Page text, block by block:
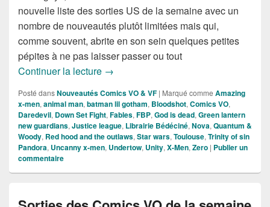
nouvelle liste des sorties US de la semaine avec un
nombre de nouveautés plutôt limitées mais qui,
comme souvent, abrite en son sein quelques petites
pépites à ne pas laisser passer ou tout
Continuer la lecture Sorties des Comics VO de la semaine
→
Posté dansNouveautés Comics VO & VF | Marqué comme Amazing
x-men, animal man, batman lil gotham, Bloodshot, Comics VO,
Daredevil, Down Set Fight, Fables, FBP, God is dead, Green lantern
new guardians, Justice league, Librairie Bédéciné, Nova, Quantum &
Woody, Red hood and the outlaws, Star wars, Toulouse, Trinity of sin
Pandora, Uncanny x-men, Undertow, Unity, X-Men, Zero | Publier un
commentaire